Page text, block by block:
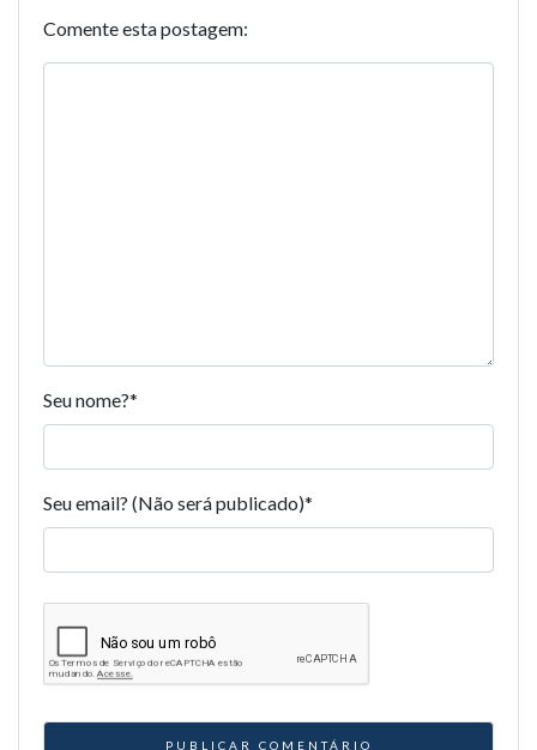
Comente esta postagem:
Seu nome?*
Seu email? (Não será publicado)*